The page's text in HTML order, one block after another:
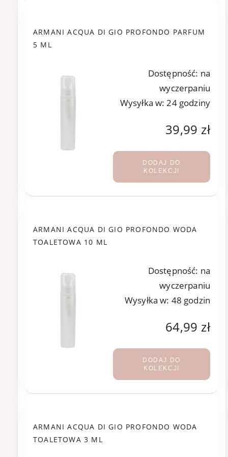
ARMANI ACQUA DI GIO PROFONDO PARFUM
5 ML
Dostępność: na
wyczerpaniu
Wysyłka w: 24 godziny
39,99 zł
DODAJ DO
KOLEKCJI
ARMANI ACQUA DI GIO PROFONDO WODA
TOALETOWA 10 ML
Dostępność: na
wyczerpaniu
Wysyłka w: 48 godzin
64,99 zł
DODAJ DO
KOLEKCJI
ARMANI ACQUA DI GIO PROFONDO WODA
TOALETOWA 3 ML